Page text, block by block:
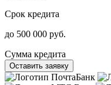
Срок кредита
до 500 000 руб.
Сумма кредита
Оставить заявку